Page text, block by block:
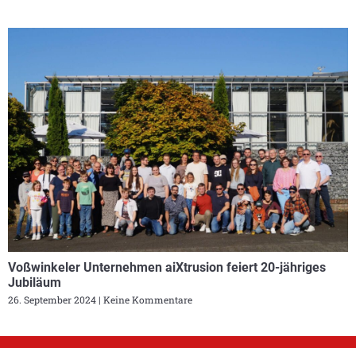
Voßwinkeler Unternehmen aiXtrusion feiert 20-jähriges
Jubiläum
26. September 2024 Keine Kommentare